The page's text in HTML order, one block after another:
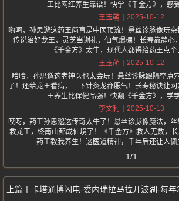
王比网红养生靠谱！快学《千金方》，感
王玉萌
2025-10-12
哟呵，孙思邈这药王简直是中医顶流！悬丝诊脉像玩杂
传说治好龙王，灵芝当谢礼，仙气爆棚！长寿靠静心
《千金方》太牛，现代人都得给药王点个
王玉萌
2025-10-12
哈哈，孙思邈这老神医也太会玩！悬丝诊脉跟隔空点
了！还给龙王看病，三下针灸龙都服气！长寿秘诀让
王养生比保健品强！快翻《千金方》，学
李文利
2025-10-13
哎呀，药王孙思邈这传奇太牛了！悬丝诊脉像魔法，
救龙王，终南山都成仙境了！《千金方》救人无数，长
药王教我养生！这医道精神，千年后还让人佩
1/1
卡塔通博闪电-委内瑞拉马拉开波湖-每年200